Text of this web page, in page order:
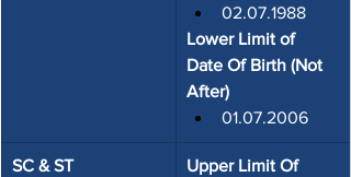
02.07.1988
Lower Limit of
Date Of Birth (Not
After)
01.07.2006
SC & ST
Upper Limit Of